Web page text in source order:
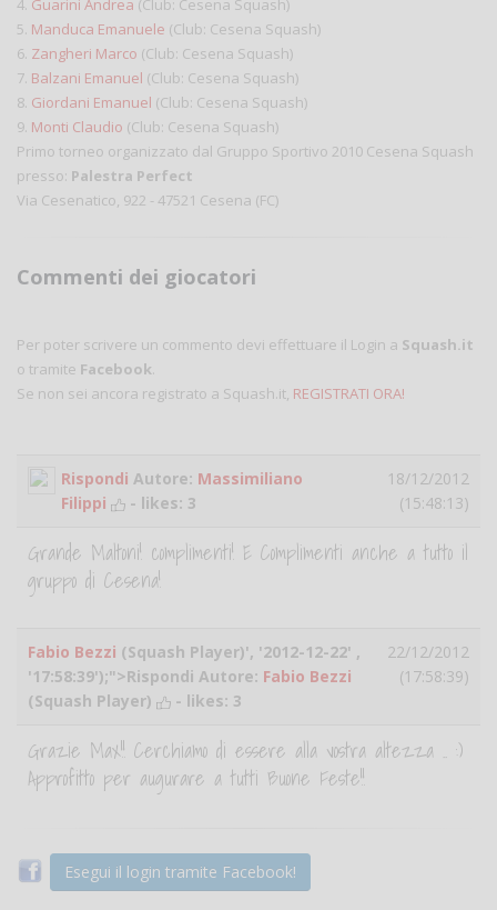
4. Guarini Andrea (Club: Cesena Squash)
5. Manduca Emanuele (Club: Cesena Squash)
6. Zangheri Marco (Club: Cesena Squash)
7. Balzani Emanuel (Club: Cesena Squash)
8. Giordani Emanuel (Club: Cesena Squash)
9. Monti Claudio (Club: Cesena Squash)
Primo torneo organizzato dal Gruppo Sportivo 2010 Cesena Squash
presso: Palestra Perfect
Via Cesenatico, 922 - 47521 Cesena (FC)
Commenti dei giocatori
Per poter scrivere un commento devi effettuare il Login a Squash.it
o tramite Facebook.
Se non sei ancora registrato a Squash.it, REGISTRATI ORA!
Rispondi Autore: Massimiliano
Filippi
- likes: 3
18/12/2012
(15:48:13)
Grande Maltoni! complimenti! E Complimenti anche a tutto il
gruppo di Cesena!
Fabio Bezzi (Squash Player)', '2012-12-22' ,
'17:58:39');">Rispondi Autore: Fabio Bezzi
(Squash Player)
- likes: 3
22/12/2012
(17:58:39)
Grazie Max!! Cerchiamo di essere alla vostra altezza .. :)
Approfitto per augurare a tutti Buone Feste!!
Esegui il login tramite Facebook!